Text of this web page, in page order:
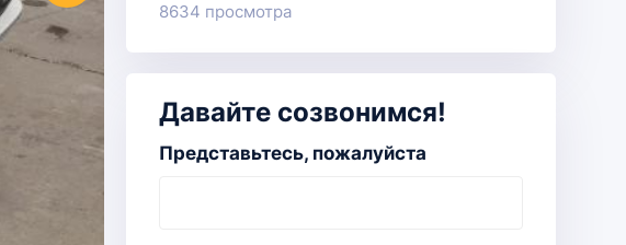
8634 просмотра
Давайте созвонимся!
Представьтесь, пожалуйста